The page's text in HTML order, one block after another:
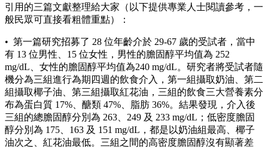
引用的三篇文獻整理給大家（以下提供專業人士閱讀參考，一
般民眾可直接看粗體重點）：
• 第一篇研究招募了 28 位年齡介於 29-67 歲的受試者，當中
有 13 位男性、15 位女性，男性的膽固醇平均值為 252
mg/dL、女性的膽固醇平均值為240 mg/dL。研究者將受試者隨
機分為三組進行為期四週的飲食介入，第一組攝取奶油、第二
組攝取椰子油、第三組攝取紅花油，三組的飲食三大營養素分
布為蛋白質 17%、醣類 47%、脂肪 36%。結果發現，介入後
三組的總膽固醇分別為 263、249 及 233 mg/dL；低密度膽固
醇分別為 175、163 及 151 mg/dL，都是以奶油組最高、椰子
油次之、紅花油最低。三組之間的高密度膽固醇沒有顯著差